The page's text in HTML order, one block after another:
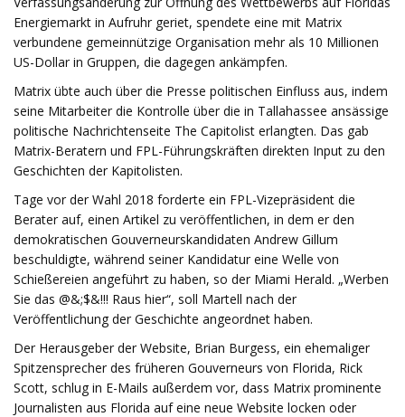
Energiemarkt in Aufruhr geriet, spendete eine mit Matrix
verbundene gemeinnützige Organisation mehr als 10 Millionen
US-Dollar in Gruppen, die dagegen ankämpfen.
Matrix übte auch über die Presse politischen Einfluss aus, indem
seine Mitarbeiter die Kontrolle über die in Tallahassee ansässige
politische Nachrichtenseite The Capitolist erlangten. Das gab
Matrix-Beratern und FPL-Führungskräften direkten Input zu den
Geschichten der Kapitolisten.
Tage vor der Wahl 2018 forderte ein FPL-Vizepräsident die
Berater auf, einen Artikel zu veröffentlichen, in dem er den
demokratischen Gouverneurskandidaten Andrew Gillum
beschuldigte, während seiner Kandidatur eine Welle von
Schießereien angeführt zu haben, so der Miami Herald. „Werben
Sie das @&;$&!!! Raus hier“, soll Martell nach der
Veröffentlichung der Geschichte angeordnet haben.
Der Herausgeber der Website, Brian Burgess, ein ehemaliger
Spitzensprecher des früheren Gouverneurs von Florida, Rick
Scott, schlug in E-Mails außerdem vor, dass Matrix prominente
Journalisten aus Florida auf eine neue Website locken oder